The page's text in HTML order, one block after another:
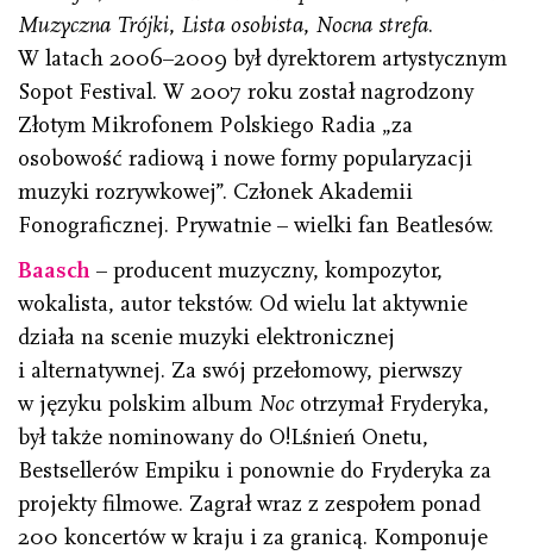
Muzyczna Trójki, Lista osobista, Nocna strefa.
W latach 2006–2009 był dyrektorem artystycznym
Sopot Festival. W 2007 roku został nagrodzony
Złotym Mikrofonem Polskiego Radia „za
osobowość radiową i nowe formy popularyzacji
muzyki rozrywkowej”. Członek Akademii
Fonograficznej. Prywatnie – wielki fan Beatlesów.
Baasch – producent muzyczny, kompozytor,
wokalista, autor tekstów. Od wielu lat aktywnie
działa na scenie muzyki elektronicznej
i alternatywnej. Za swój przełomowy, pierwszy
w języku polskim album Noc otrzymał Fryderyka,
był także nominowany do O!Lśnień Onetu,
Bestsellerów Empiku i ponownie do Fryderyka za
projekty filmowe. Zagrał wraz z zespołem ponad
200 koncertów w kraju i za granicą. Komponuje